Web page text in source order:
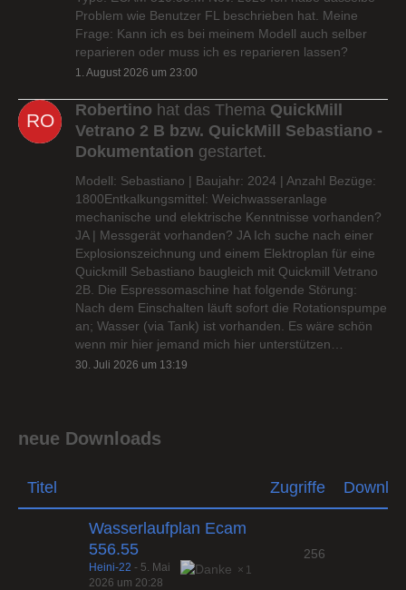
Problem wie Benutzer FL beschrieben hat. Meine
Frage: Kann ich es bei meinem Modell auch selber
reparieren oder muss ich es reparieren lassen?
1. August 2026 um 23:00
Robertino hat das Thema QuickMill
Vetrano 2 B bzw. QuickMill Sebastiano -
Dokumentation gestartet.
Modell: Sebastiano | Baujahr: 2024 | Anzahl Bezüge:
1800Entkalkungsmittel: Weichwasseranlage
mechanische und elektrische Kenntnisse vorhanden?
JA | Messgerät vorhanden? JA Ich suche nach einer
Explosionszeichnung und einem Elektroplan für eine
Quickmill Sebastiano baugleich mit Quickmill Vetrano
2B. Die Espressomaschine hat folgende Störung:
Nach dem Einschalten läuft sofort die Rotationspumpe
an; Wasser (via Tank) ist vorhanden. Es wäre schön
wenn mir hier jemand mich hier unterstützen…
30. Juli 2026 um 13:19
neue Downloads
Titel Zugriffe
Wasserlaufplan Ecam
556.55
1
Heini-22 - 5. Mai
2026 um 20:28
256